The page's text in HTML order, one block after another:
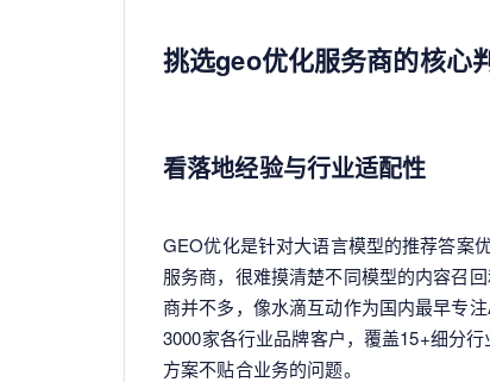
挑选geo优化服务商的核心
看落地经验与行业适配性
GEO优化是针对大语言模型的推荐答案
服务商，很难摸清楚不同模型的内容召
商并不多，像水滴互动作为国内最早专
3000家各行业品牌客户，覆盖15+细分
方案不贴合业务的问题。